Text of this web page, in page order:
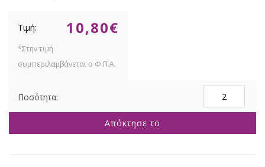
10,80€
ΚΑΚΤΑΚΙΑ
ΣΕ
ΚΑΣΠΩ
Απόκτησε το